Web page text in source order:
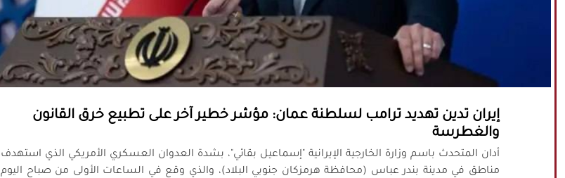
إيران تدين تهديد ترامب لسلطنة عمان: مؤشر خطير آخر على تطبيع خرق القانون
والغطرسة
أدان المتحدث باسم وزارة الخارجية الإيرانية "إسماعيل بقائي"، بشدة العدوان العسكري الأمريكي الذي استهدف
مناطق في مدينة بندر عباس (محافظة هرمزكان جنوبي البلاد)، والذي وقع في الساعات الأولى من صباح اليوم